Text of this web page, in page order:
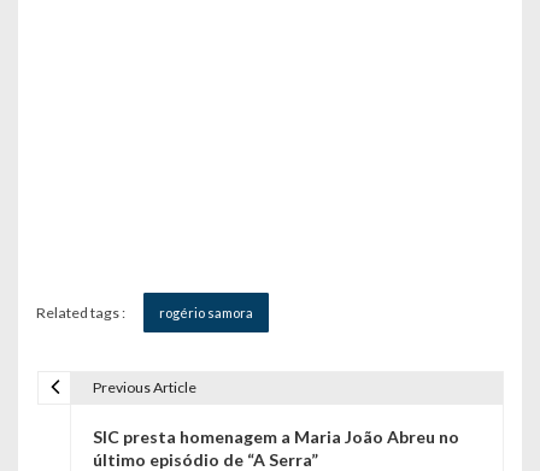
Related tags : rogério samora
Previous Article
SIC presta homenagem a Maria João Abreu no
último episódio de “A Serra”